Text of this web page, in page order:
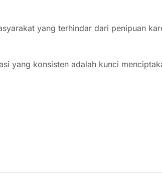
yang terhindar dari penipuan
yang konsisten adalah kunci